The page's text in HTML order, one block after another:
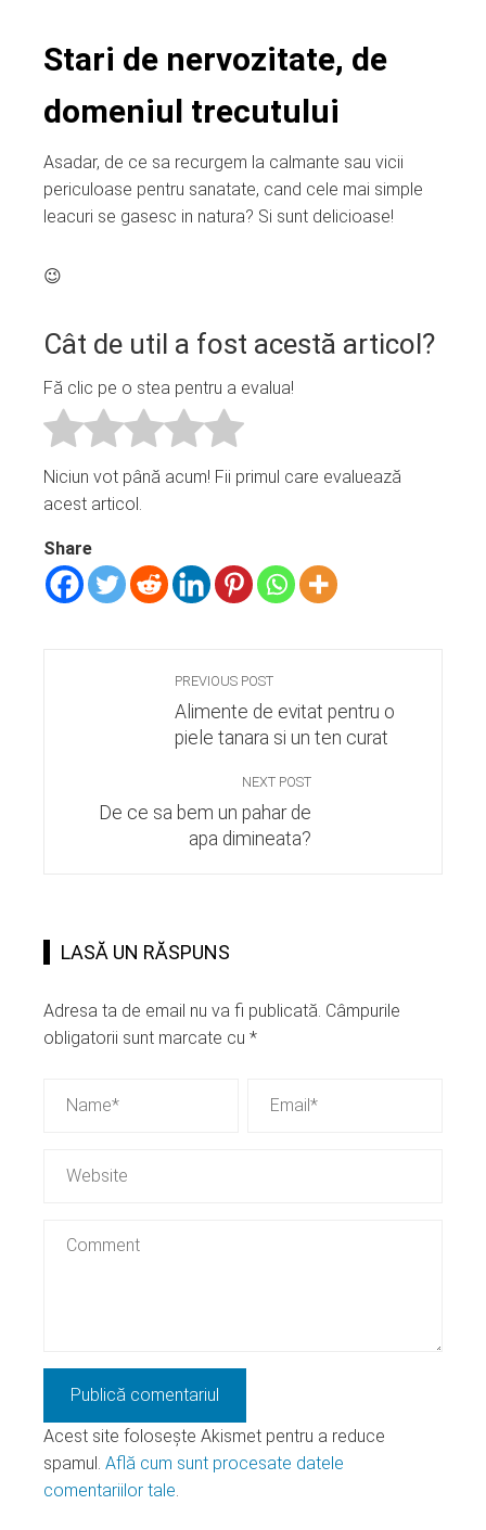
Stari de nervozitate, de
domeniul trecutului
Asadar, de ce sa recurgem la calmante sau vicii
periculoase pentru sanatate, cand cele mai simple
leacuri se gasesc in natura? Si sunt delicioase!
😉
Cât de util a fost acestă articol?
Fă clic pe o stea pentru a evalua!
Niciun vot până acum! Fii primul care evaluează
acest articol.
Share
PREVIOUS POST
Alimente de evitat pentru o
piele tanara si un ten curat
NEXT POST
De ce sa bem un pahar de
apa dimineata?
LASĂ UN RĂSPUNS
Adresa ta de email nu va fi publicată. Câmpurile
obligatorii sunt marcate cu *
Acest site folosește Akismet pentru a reduce
spamul. Află cum sunt procesate datele
comentariilor tale